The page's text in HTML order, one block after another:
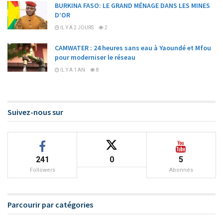
BURKINA FASO: LE GRAND MÉNAGE DANS LES MINES
D’OR
IL Y A 2 JOURS 2
CAMWATER : 24 heures sans eau à Yaoundé et Mfou
pour moderniser le réseau
IL Y A 1 AN 8
Suivez-nous sur
241
Followers
0 5
Abonnés
Parcourir par catégories